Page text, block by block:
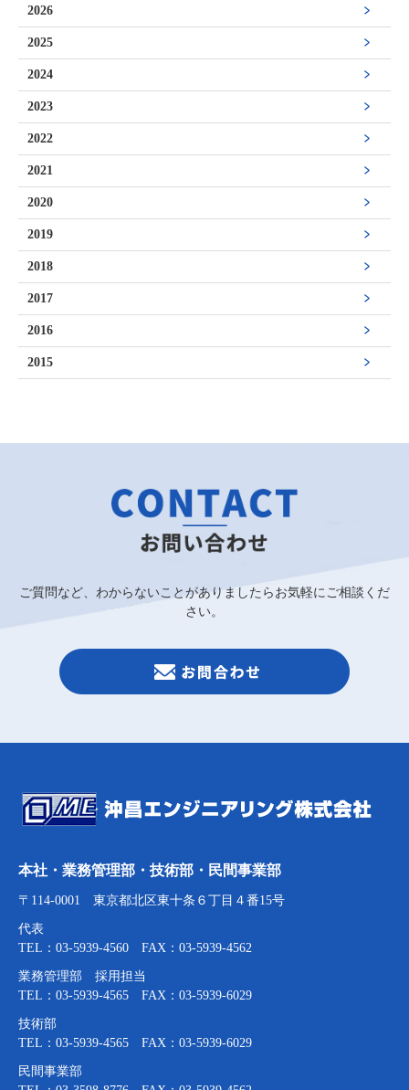
2026
2025
2024
2023
2022
2021
2020
2019
2018
2017
2016
2015
ご質問など、わからないことがありましたらお気軽にご相談くだ
さい。
本社・業務管理部・技術部・民間事業部
〒114-0001 東京都北区東十条６丁目４番15号
代表
TEL：03-5939-4560 FAX：03-5939-4562
業務管理部 採用担当
TEL：03-5939-4565 FAX：03-5939-6029
技術部
TEL：03-5939-4565 FAX：03-5939-6029
民間事業部